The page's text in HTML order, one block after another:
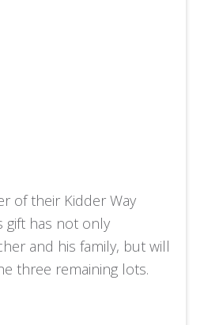
of their Kidder Way
gift has not only
and his family, but will
three remaining lots.